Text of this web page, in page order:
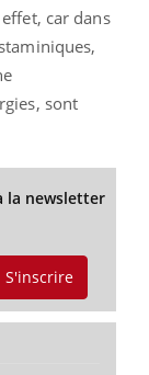
car dans
sont
la newsletter
S'inscrire